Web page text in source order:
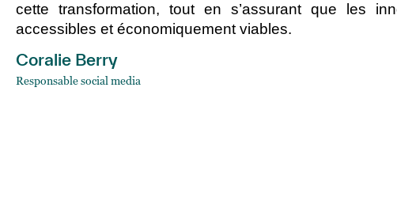
cette transformation, tout en s’assurant que les
accessibles et économiquement viables.
Coralie Berry
Responsable social media